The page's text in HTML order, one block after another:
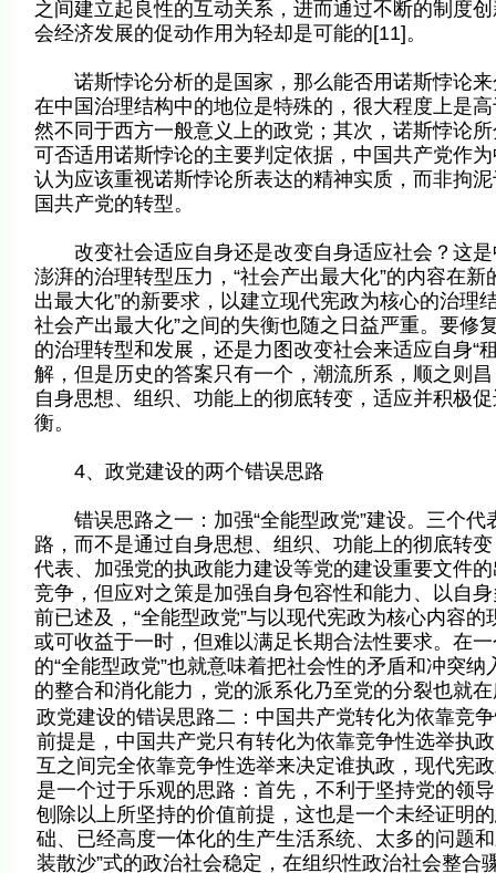
之间建立起良性的互动关系，进而通过不断的制度
会经济发展的促动作用为轻却是可能的[11]。
诺斯悖论分析的是国家，那么能否用诺斯悖论来
在中国治理结构中的地位是特殊的，很大程度上是
然不同于西方一般意义上的政党；其次，诺斯悖论
可否适用诺斯悖论的主要判定依据，中国共产党作
认为应该重视诺斯悖论所表达的精神实质，而非拘
国共产党的转型。
改变社会适应自身还是改变自身适应社会？这是
澎湃的治理转型压力，“社会产出最大化”的内容在
出最大化”的新要求，以建立现代宪政为核心的治理
社会产出最大化”之间的失衡也随之日益严重。要
的治理转型和发展，还是力图改变社会来适应自身“
解，但是历史的答案只有一个，潮流所系，顺之则
自身思想、组织、功能上的彻底转变，适应并积极
衡。
4、政党建设的两个错误思路
错误思路之一：加强“全能型政党”建设。三个代
路，而不是通过自身思想、组织、功能上的彻底转
代表、加强党的执政能力建设等党的建设重要文件
竞争，但应对之策是加强自身包容性和能力、以自
前已述及，“全能型政党”与以现代宪政为核心内容
或可收益于一时，但难以满足长期合法性要求。在
的“全能型政党”也就意味着把社会性的矛盾和冲突
的整合和消化能力，党的派系化乃至党的分裂也就
政党建设的错误思路二：中国共产党转化为依靠竞
前提是，中国共产党只有转化为依靠竞争性选举执
互之间完全依靠竞争性选举来决定谁执政，现代宪
是一个过于乐观的思路：首先，不利于坚持党的领
刨除以上所坚持的价值前提，这也是一个未经证明
础、已经高度一体化的生产生活系统、太多的问题
装散沙”式的政治社会稳定，在组织性政治社会整